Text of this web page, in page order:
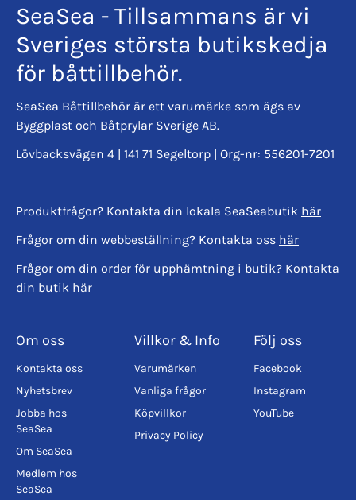
SeaSea - Tillsammans är vi
Sveriges största butikskedja
för båttillbehör.
SeaSea Båttillbehör är ett varumärke som ägs av
Byggplast och Båtprylar Sverige AB.
Lövbacksvägen 4 | 141 71 Segeltorp | Org-nr: 556201-7201
Produktfrågor? Kontakta din lokala SeaSeabutik här
Frågor om din webbeställning? Kontakta oss här
Frågor om din order för upphämtning i butik? Kontakta
din butik här
Om oss
Kontakta oss
Nyhetsbrev
Jobba hos
SeaSea
Om SeaSea
Medlem hos
SeaSea
Villkor & Info
Varumärken
Vanliga frågor
Köpvillkor
Privacy Policy
Följ oss
Facebook
Instagram
YouTube